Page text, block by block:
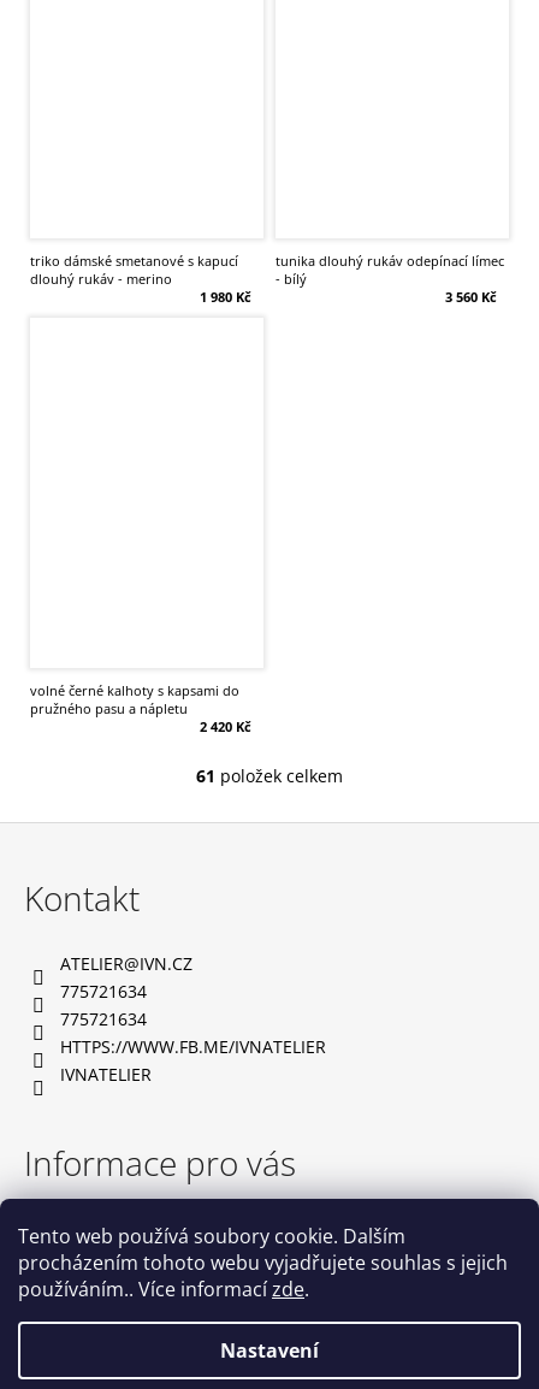
Tento web používá soubory cookie. Dalším
procházením tohoto webu vyjadřujete souhlas s jejich
používáním.. Více informacízde.
Nastavení
triko dámské smetanové s kapucí
dlouhý rukáv - merino
1 980 Kč
tunika dlouhý rukáv odepínací límec
- bílý
3 560 Kč
volné černé kalhoty s kapsami do
pružného pasu a nápletu
2 420 Kč
O
v
í
v
k
y
v
ý
p
i
61 položek celkem
Kontakt
ATELIER@IVN.CZ
775721634
775721634
HTTPS://WWW.FB.ME/IVNATELIER
IVNATELIER
Informace pro vás
TABULKA VELIKOSTÍ
OBCHODNÍ PODMÍNKY
PODMÍNKY OCHRANY OSOBNÍCH ÚDAJŮ